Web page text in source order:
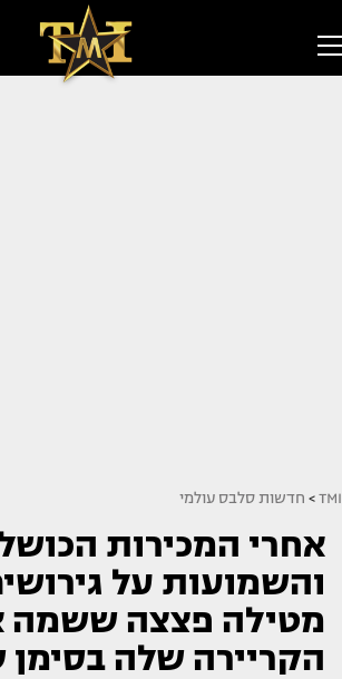
TMI
> חדשות סלבס עולמי
אחרי המכירות
והשמועות על
מטילה פצצה ששמה
הקריירה שלה